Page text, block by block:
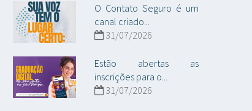
O Contato Seguro é um
canal criado...
31/07/2026
Estão abertas as
inscrições para o...
31/07/2026